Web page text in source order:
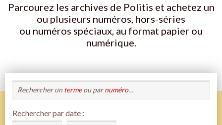
Parcourez les archives de Politis et achetez un
ou plusieurs numéros, hors-séries
ou numéros spéciaux, au format papier ou
numérique.
Rechercher un termeou parnuméro…
Rechercher par date :